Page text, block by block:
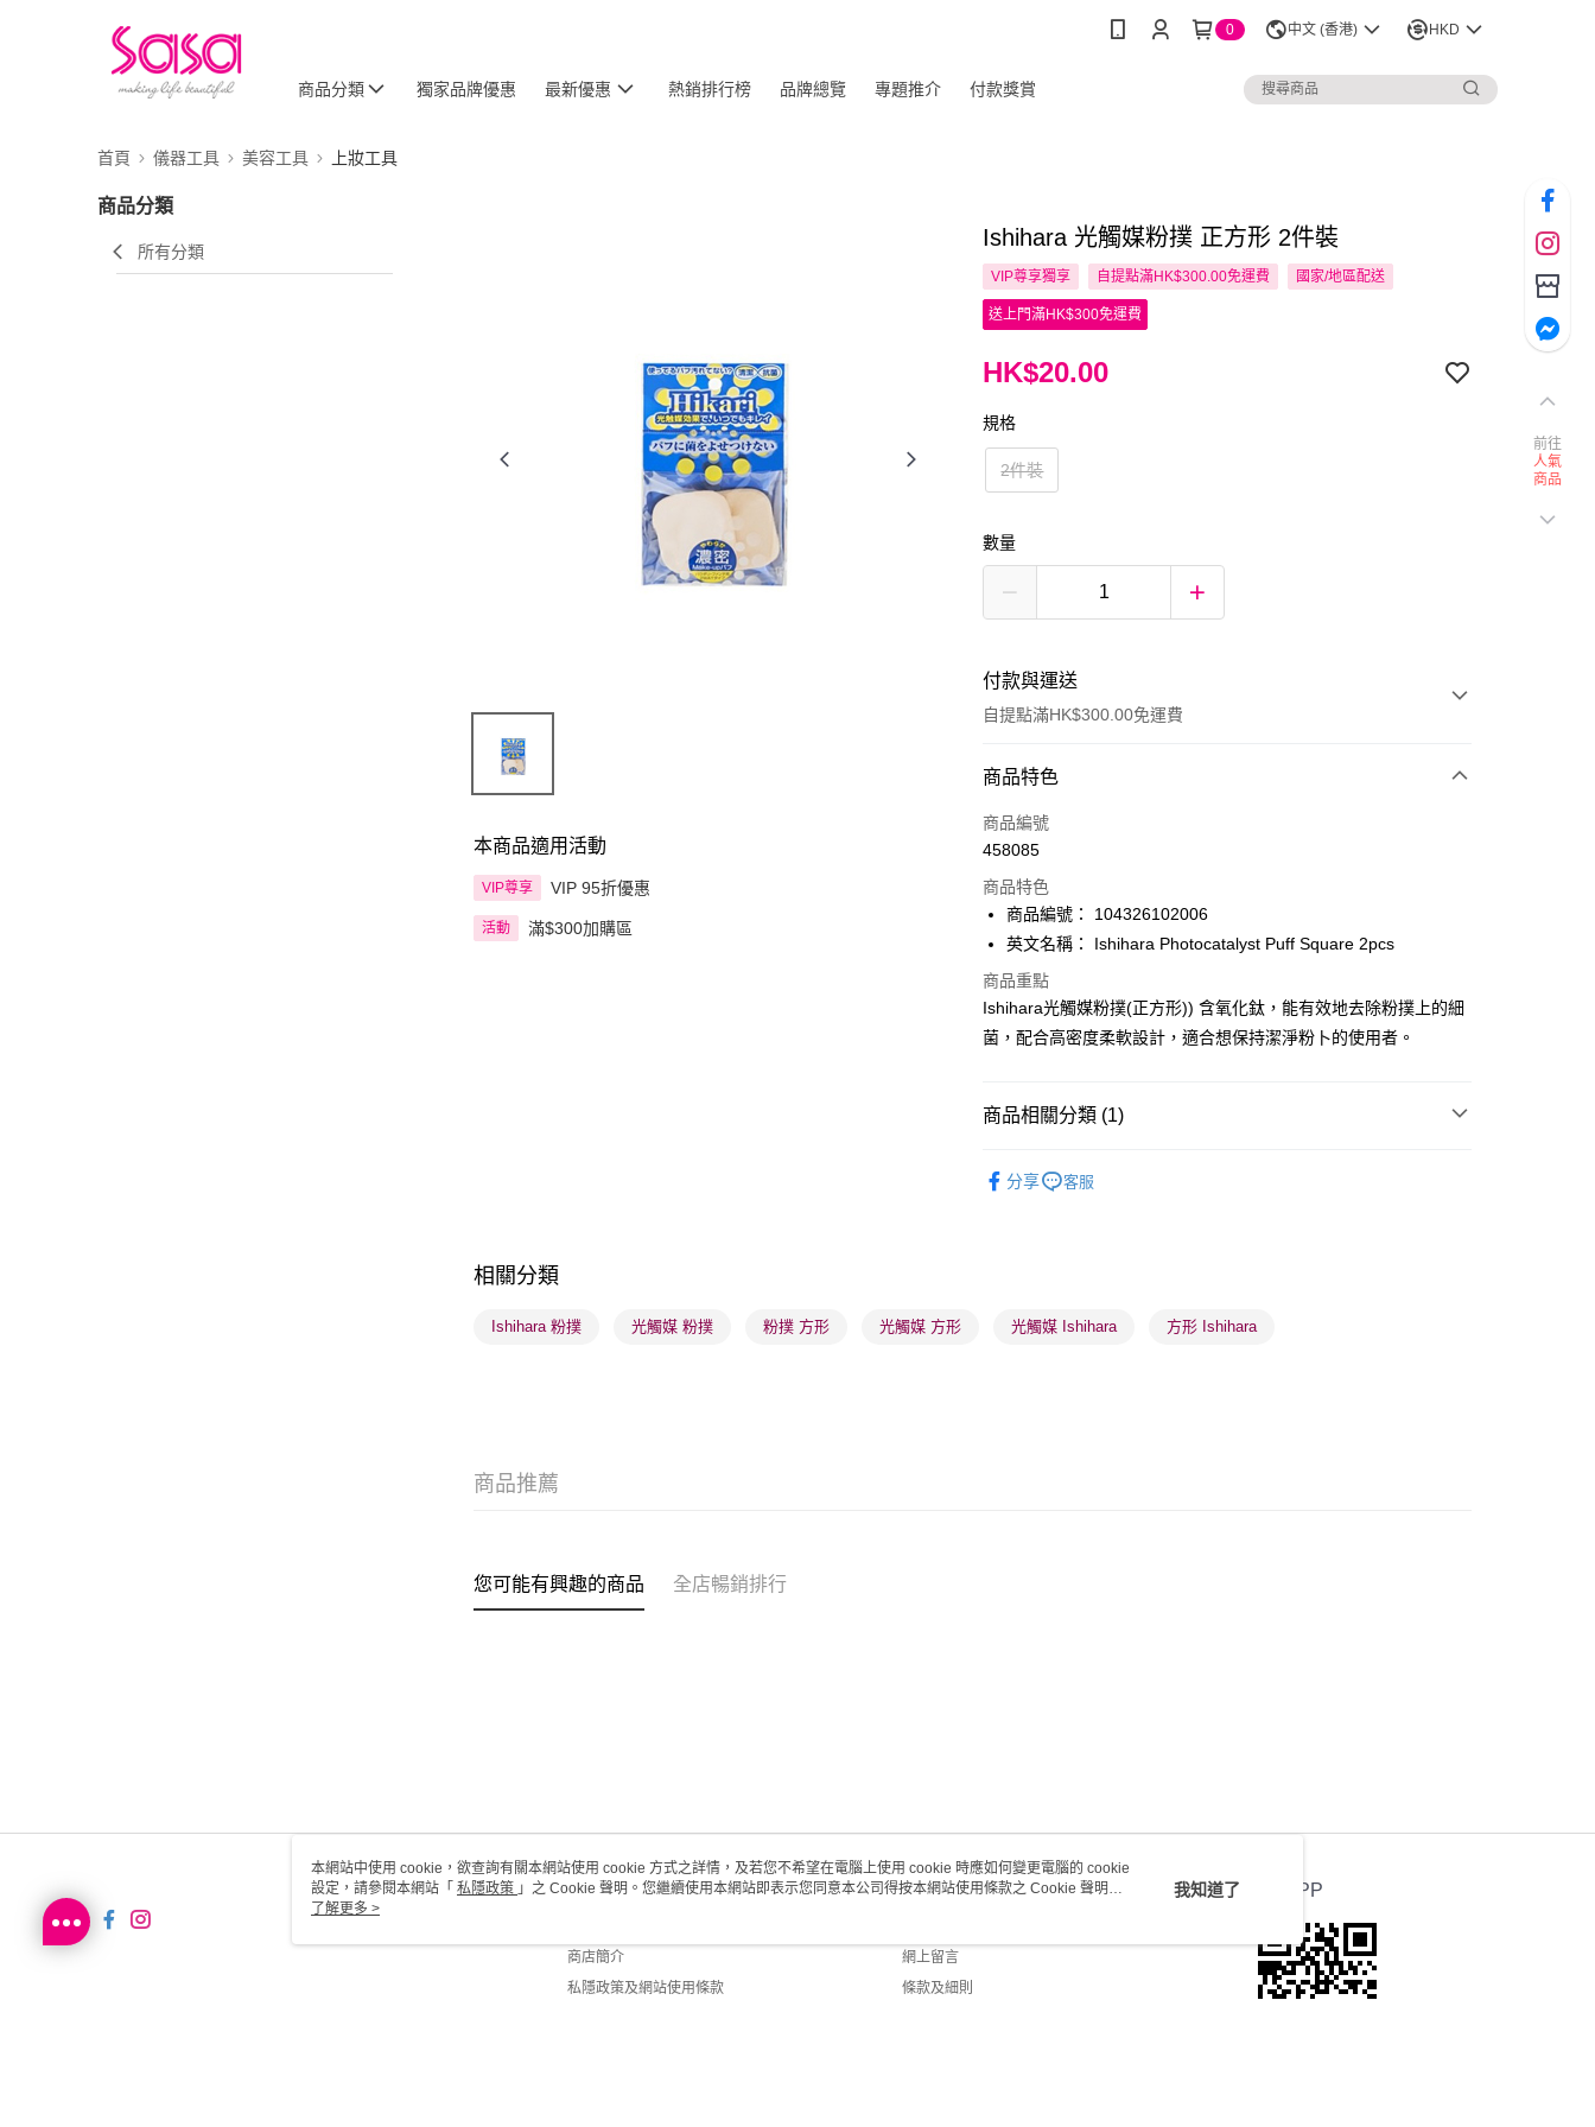
0 中文 (香港) HKD
商品分類 獨家品牌優惠 最新優惠 熱銷排行榜 品牌總覽 專題推介 付款獎賞
首頁 儀器工具 美容工具 上妝工具
商品分類
所有分類
本商品適用活動
VIP尊享 VIP 95折優惠
活動 滿$300加購區
Ishihara 光觸媒粉撲 正方形 2件裝
VIP尊享獨享 自提點滿HK$300.00免運費 國家/地區配送
送上門滿HK$300免運費
HK$20.00
規格
2件裝
數量
付款與運送
自提點滿HK$300.00免運費
付款方式
信用卡
AlipayHK
PayMe
WeChat Pay
BoC Pay
送貨方式
每筆HK$65.00，滿HK$300.00或以上免運費
商品特色
商品編號
458085
商品特色
商品編號： 104326102006
英文名稱： Ishihara Photocatalyst Puff Square 2pcs
商品重點
Ishihara光觸媒粉撲(正方形)) 含氧化鈦，能有效地去除粉撲上的細
菌，配合高密度柔軟設計，適合想保持潔淨粉卜的使用者。
商品相關分類 (1)
分享
客服
相關分類
Ishihara 粉撲 光觸媒 粉撲 粉撲 方形 光觸媒 方形 光觸媒 Ishihara 方形 Ishihara
商品推薦
您可能有興趣的商品 全店暢銷排行
關於我們
商店簡介
私隱政策及網站使用條款
客戶服務
網上留言
條款及細則
官方APP
前往
人氣
商品
本網站中使用 cookie，欲查詢有關本網站使用 cookie 方式之詳情，及若您不希望在電腦上使用 cookie 時應如何變更電腦的 cookie
設定，請參閱本網站「 私隱政策 」之 Cookie 聲明。您繼續使用本網站即表示您同意本公司得按本網站使用條款之 Cookie 聲明使
用 cookie。
了解更多 >
我知道了